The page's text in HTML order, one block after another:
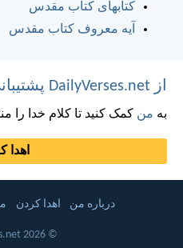
کتابهای کتاب مقدس
آیه معروف کتاب مقدس
از DailyVerses.net پشتیبانی کنید
به من کمک کنید تا کلام خدا را
اهدا
درباره من اهدا کردن
© 2026 DailyVerses.net